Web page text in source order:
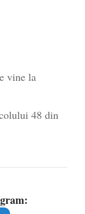
vine la
48 din